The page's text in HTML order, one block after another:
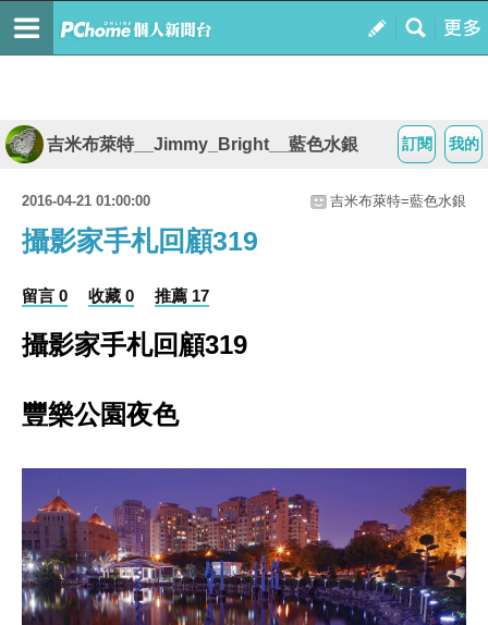
我的
訂閱
吉米布萊特__Jimmy_Bright__藍色水銀
2016-04-21 01:00:00 吉米布萊特=藍色水銀
攝影家手札回顧319
留言 0 收藏 0 推薦 17
攝影家手札回顧319
豐樂公園夜色